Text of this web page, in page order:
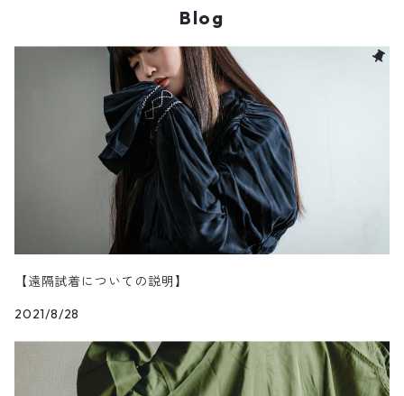
SHOES & ACCESSORY
Blog
【遠隔試着についての説明】
2021/8/28